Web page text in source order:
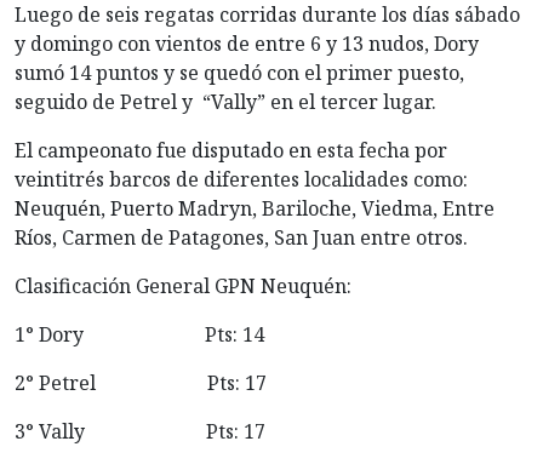
Luego de seis regatas corridas durante los días sábado
y domingo con vientos de entre 6 y 13 nudos, Dory
sumó 14 puntos y se quedó con el primer puesto,
seguido de Petrel y “Vally” en el tercer lugar.
El campeonato fue disputado en esta fecha por
veintitrés barcos de diferentes localidades como:
Neuquén, Puerto Madryn, Bariloche, Viedma, Entre
Ríos, Carmen de Patagones, San Juan entre otros.
Clasificación General GPN Neuquén:
1° Dory Pts: 14
2° Petrel Pts: 17
3° Vally Pts: 17